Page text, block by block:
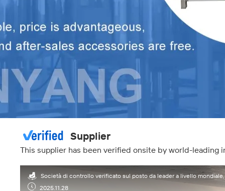
Supplier
This supplier has been verified onsite by world-leading
Società di controllo verificato sul posto da leader a livello mondiale,
2025.11.28